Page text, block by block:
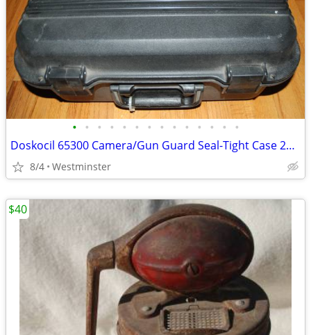
• • • • • • • • • • • • • •
Doskocil 65300 Camera/Gun Guard Seal-Tight Case 20" x 16" x 9"
8/4 Westminster
$40